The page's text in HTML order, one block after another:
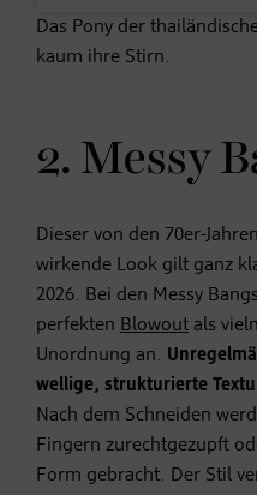
Das Pony der
kaum ihre Stirn.
2. Messy
Dieser von den 70er-
wirkende Look gilt ganz
2026. Bei den Messy
perfekten Blowout als
Unordnung an.
wellige, strukturierte
Nach dem Schneiden
Fingern zurechtgezupft
Form gebracht. Der Stil